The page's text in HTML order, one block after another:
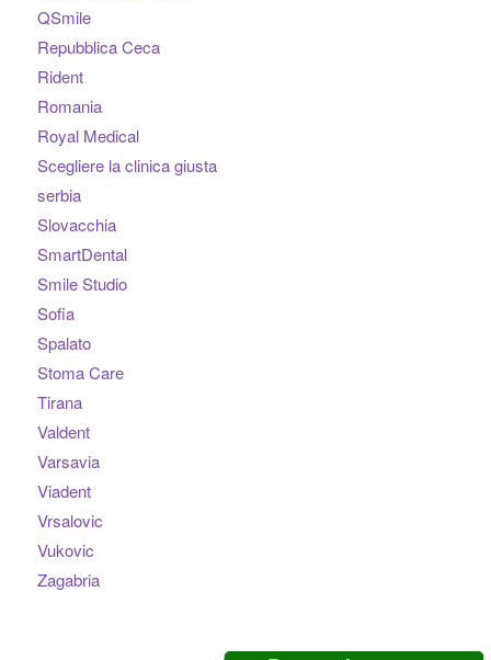
QSmile
Repubblica Ceca
Rident
Romania
Royal Medical
Scegliere la clinica giusta
serbia
Slovacchia
SmartDental
Smile Studio
Sofia
Spalato
Stoma Care
Tirana
Valdent
Varsavia
Viadent
Vrsalovic
Vukovic
Zagabria